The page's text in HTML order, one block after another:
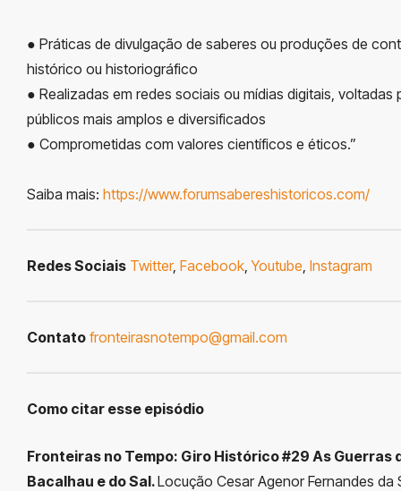
● Práticas de divulgação de saberes ou produções de
histórico ou historiográfico
● Realizadas em redes sociais ou mídias digitais, voltadas
públicos mais amplos e diversificados
● Comprometidas com valores científicos e éticos.”
Saiba mais: https://www.forumsabereshistoricos.com/
Redes Sociais Twitter, Facebook ,Youtube Instagram
Contato fronteirasnotempo@gmail.com
Como citar esse episódio
Fronteiras no Tempo: Giro Histórico #29 As Guerras
Bacalhau e do Sal.Locução Cesar Agenor Fernandes da